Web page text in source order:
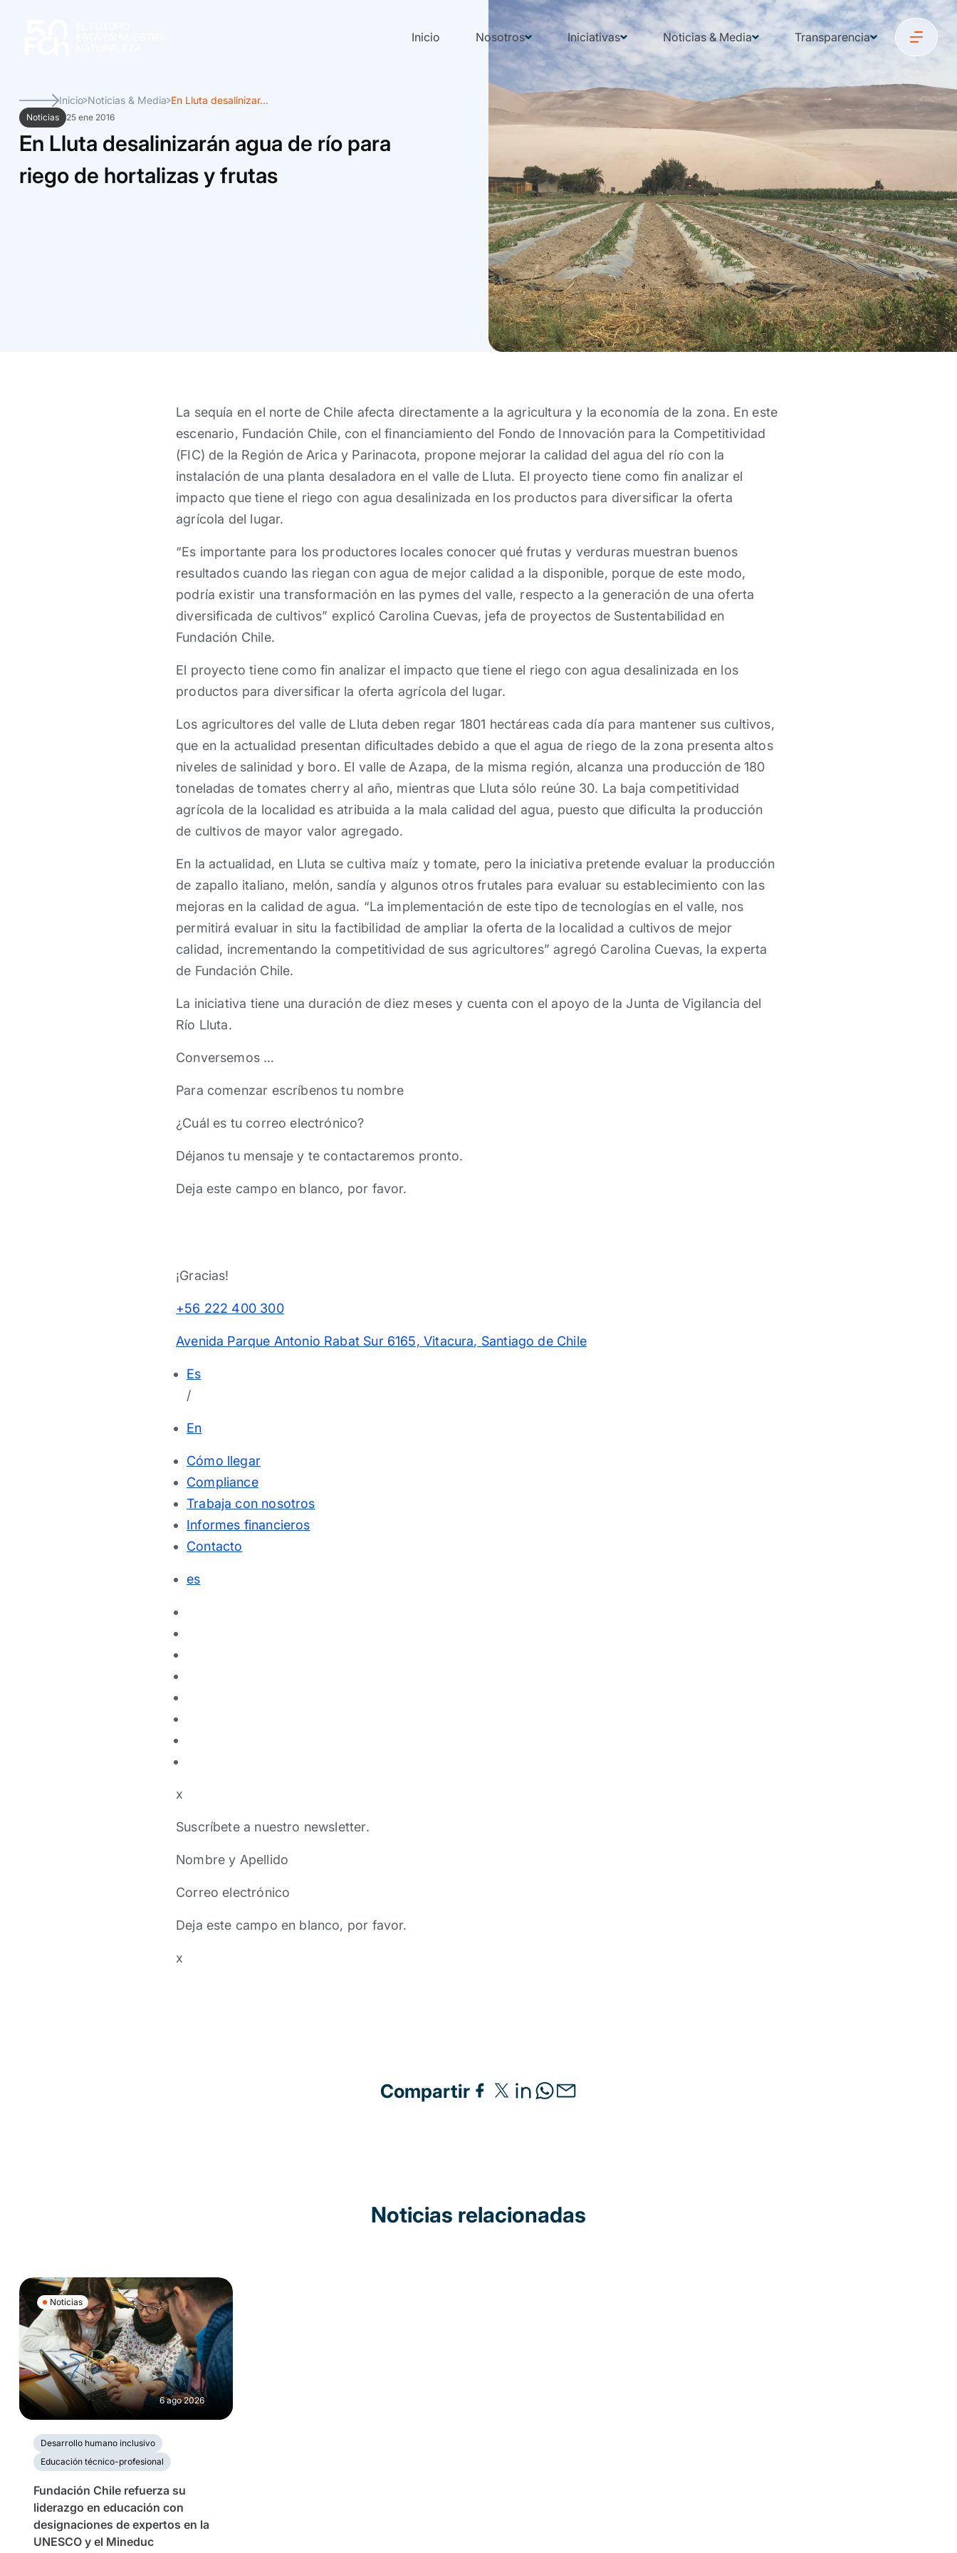
Inicio Nosotros Iniciativas Noticias & Media Transparencia
Inicio Noticias & Media En Lluta desalinizar...
Noticias 25 ene 2016
En Lluta desalinizarán agua de río para
riego de hortalizas y frutas
La sequía en el norte de Chile afecta directamente a la agricultura y la economía de la zona. En este
escenario, Fundación Chile, con el financiamiento del Fondo de Innovación para la Competitividad
(FIC) de la Región de Arica y Parinacota, propone mejorar la calidad del agua del río con la
instalación de una planta desaladora en el valle de Lluta. El proyecto tiene como fin analizar el
impacto que tiene el riego con agua desalinizada en los productos para diversificar la oferta
agrícola del lugar.
“Es importante para los productores locales conocer qué frutas y verduras muestran buenos
resultados cuando las riegan con agua de mejor calidad a la disponible, porque de este modo,
podría existir una transformación en las pymes del valle, respecto a la generación de una oferta
diversificada de cultivos” explicó Carolina Cuevas, jefa de proyectos de Sustentabilidad en
Fundación Chile.
El proyecto tiene como fin analizar el impacto que tiene el riego con agua desalinizada en los
productos para diversificar la oferta agrícola del lugar.
Los agricultores del valle de Lluta deben regar 1801 hectáreas cada día para mantener sus cultivos,
que en la actualidad presentan dificultades debido a que el agua de riego de la zona presenta altos
niveles de salinidad y boro. El valle de Azapa, de la misma región, alcanza una producción de 180
toneladas de tomates cherry al año, mientras que Lluta sólo reúne 30. La baja competitividad
agrícola de la localidad es atribuida a la mala calidad del agua, puesto que dificulta la producción
de cultivos de mayor valor agregado.
En la actualidad, en Lluta se cultiva maíz y tomate, pero la iniciativa pretende evaluar la producción
de zapallo italiano, melón, sandía y algunos otros frutales para evaluar su establecimiento con las
mejoras en la calidad de agua. “La implementación de este tipo de tecnologías en el valle, nos
permitirá evaluar in situ la factibilidad de ampliar la oferta de la localidad a cultivos de mejor
calidad, incrementando la competitividad de sus agricultores” agregó Carolina Cuevas, la experta
de Fundación Chile.
La iniciativa tiene una duración de diez meses y cuenta con el apoyo de la Junta de Vigilancia del
Río Lluta.
Conversemos …
Para comenzar escríbenos tu nombre
¿Cuál es tu correo electrónico?
Déjanos tu mensaje y te contactaremos pronto.
Deja este campo en blanco, por favor.
¡Gracias!
+56 222 400 300
Avenida Parque Antonio Rabat Sur 6165, Vitacura, Santiago de Chile
Es
/
En
Cómo llegar
Compliance
Trabaja con nosotros
Informes financieros
Contacto
es
x
Suscríbete a nuestro newsletter.
Nombre y Apellido
Correo electrónico
Deja este campo en blanco, por favor.
x
Compartir
Noticias relacionadas
Noticias
6 ago 2026
Desarrollo humano inclusivo
Educación técnico-profesional
Fundación Chile refuerza su
liderazgo en educación con
designaciones de expertos en la
UNESCO y el Mineduc